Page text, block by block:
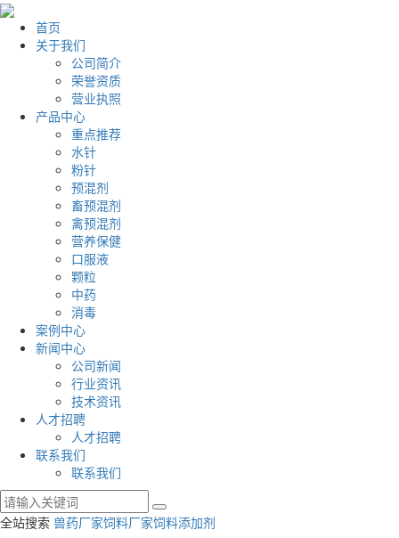
首页
关于我们
公司简介
荣誉资质
营业执照
产品中心
重点推荐
水针
粉针
预混剂
畜预混剂
禽预混剂
营养保健
口服液
颗粒
中药
消毒
案例中心
新闻中心
公司新闻
行业资讯
技术资讯
人才招聘
人才招聘
联系我们
联系我们
全站搜索 兽药厂家饲料厂家饲料添加剂